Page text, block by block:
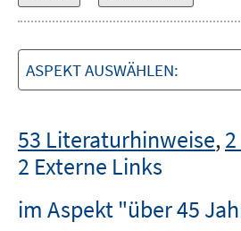
ASPEKT AUSWÄHLEN:
53 Literaturhinweise,
2 Externe Links
im Aspekt "über 45